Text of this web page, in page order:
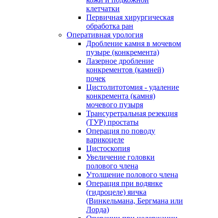
клетчатки
Первичная хирургическая
обработка ран
Оперативная урология
Дробление камня в мочевом
пузыре (конкремента)
Лазерное дробление
конкрементов (камней)
почек
Цистолитотомия - удаление
конкремента (камня)
мочевого пузыря
Трансуретральная резекция
(ТУР) простаты
Операция по поводу
варикоцеле
Цистоскопия
Увеличение головки
полового члена
Утолщение полового члена
Операция при водянке
(гидроцеле) яичка
(Винкельмана, Бергмана или
Лорда)